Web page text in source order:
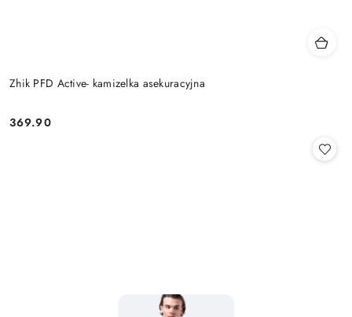
Zhik PFD Active- kamizelka asekuracyjna
Cena:
369.90